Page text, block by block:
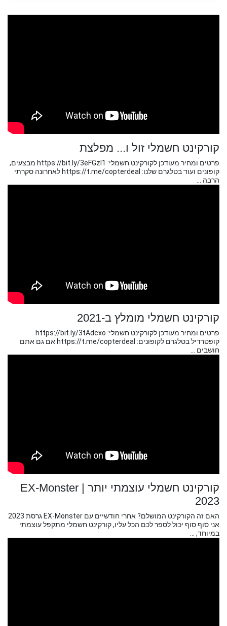
קורקינט חשמלי זול ו... מפלצת
פרטים ומחיר מעודכן לקורקינט חשמלי: https://bit.ly/3eFGzI1 מבצעים,
קופונים ועוד בטלגרם שלנו: https://t.me/copterdeal לאחרונה סקרתי
הרבה ...
קורקינט חשמלי מומלץ ב-2021
פרטים ומחיר מעודכן לקורקינט חשמלי: https://bit.ly/3tAdcxo
קופטרדיל בטלגרם לקופונים: https://t.me/copterdeal​​​​​​ אם גם אתם
חושבים ...
קורקינט חשמלי עוצמתי יותר | EX-Monster
2023
האם זה הקורקינט המושלם? אחרי חודשיים עם EX-Monster גרסת 2023
אני סוף סוף יכול לספר לכם הכל עליו, קורקינט חשמלי מתקפל עוצמתי
במיוחד, ...